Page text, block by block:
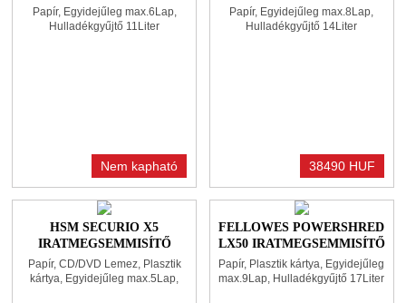
BLACK
Papír, Egyidejűleg max.6Lap,
Hulladékgyűjtő 11Liter
Nem kapható
BLACK
Papír, Egyidejűleg max.8Lap,
Hulladékgyűjtő 14Liter
38490 HUF
HSM SECURIO X5
IRATMEGSEMMISÍTŐ
WHITE
Papír, CD/DVD Lemez, Plasztik
kártya, Egyidejűleg max.5Lap,
FELLOWES POWERSHRED
LX50 IRATMEGSEMMISÍTŐ
BLACK
Papír, Plasztik kártya, Egyidejűleg
max.9Lap, Hulladékgyűjtő 17Liter